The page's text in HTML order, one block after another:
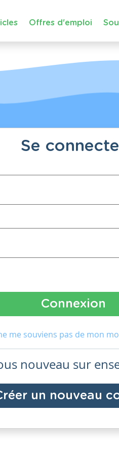
Offres d'emploi
Se
me souviens pas de mon
nouveau sur
un nouveau